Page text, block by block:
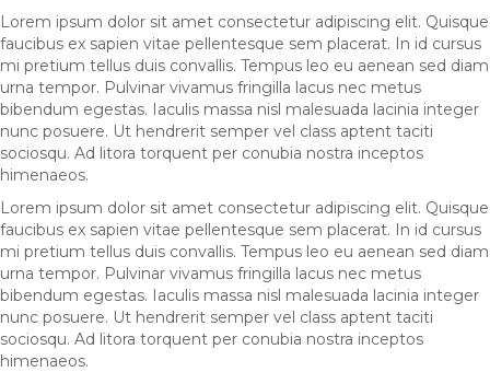
Lorem ipsum dolor sit amet consectetur adipiscing elit. Quisque
faucibus ex sapien vitae pellentesque sem placerat. In id cursus
mi pretium tellus duis convallis. Tempus leo eu aenean sed diam
urna tempor. Pulvinar vivamus fringilla lacus nec metus
bibendum egestas. Iaculis massa nisl malesuada lacinia integer
nunc posuere. Ut hendrerit semper vel class aptent taciti
sociosqu. Ad litora torquent per conubia nostra inceptos
himenaeos.
Lorem ipsum dolor sit amet consectetur adipiscing elit. Quisque
faucibus ex sapien vitae pellentesque sem placerat. In id cursus
mi pretium tellus duis convallis. Tempus leo eu aenean sed diam
urna tempor. Pulvinar vivamus fringilla lacus nec metus
bibendum egestas. Iaculis massa nisl malesuada lacinia integer
nunc posuere. Ut hendrerit semper vel class aptent taciti
sociosqu. Ad litora torquent per conubia nostra inceptos
himenaeos.